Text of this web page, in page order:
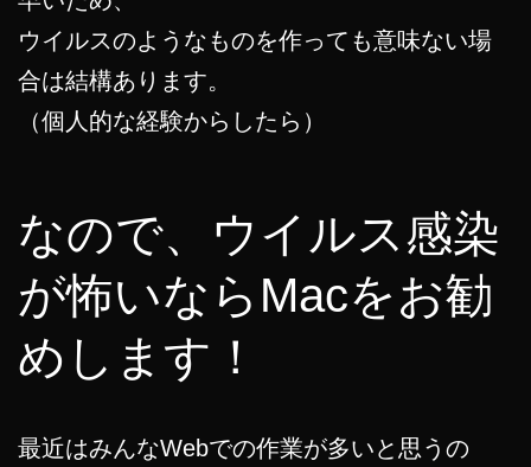
ウイルスのようなものを作っても意味ない場
合は結構あります。
（個人的な経験からしたら）
なので、ウイルス感染
が怖いならMacをお勧
めします！
最近はみんなWebでの作業が多いと思うの